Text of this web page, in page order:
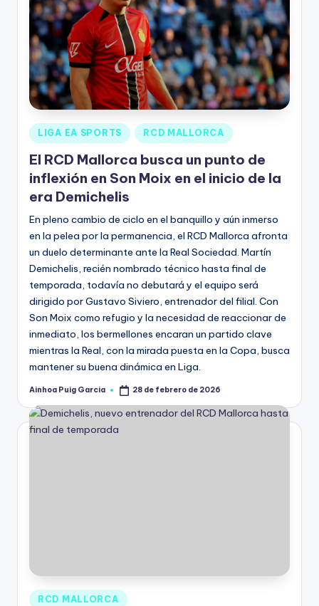
LIGA EA SPORTS RCD MALLORCA
El RCD Mallorca busca un punto de
inflexión en Son Moix en el inicio de la
era Demichelis
En pleno cambio de ciclo en el banquillo y aún inmerso
en la pelea por la permanencia, el RCD Mallorca afronta
un duelo determinante ante la Real Sociedad. Martín
Demichelis, recién nombrado técnico hasta final de
temporada, todavía no debutará y el equipo será
dirigido por Gustavo Siviero, entrenador del filial. Con
Son Moix como refugio y la necesidad de reaccionar de
inmediato, los bermellones encaran un partido clave
mientras la Real, con la mirada puesta en la Copa, busca
mantener su buena dinámica en Liga.
Ainhoa Puig Garcia 28 de febrero de 2026
RCD MALLORCA